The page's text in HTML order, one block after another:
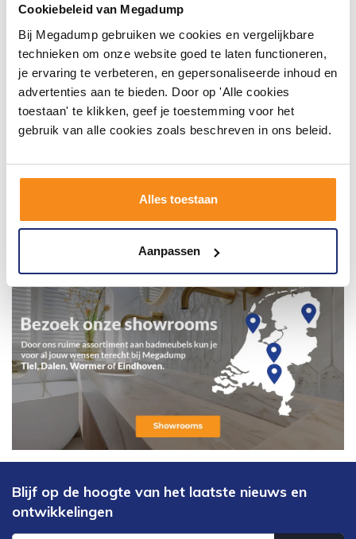
Cookiebeleid van Megadump
Bij Megadump gebruiken we cookies en vergelijkbare
technieken om onze website goed te laten functioneren,
je ervaring te verbeteren, en gepersonaliseerde inhoud en
advertenties aan te bieden. Door op 'Alle cookies
toestaan' te klikken, geef je toestemming voor het
gebruik van alle cookies zoals beschreven in ons beleid.
Alles toestaan
Aanpassen
badkamerstijlen. Doe je mee?
Blijf op de hoogte van het laatste nieuws en
ontwikkelingen